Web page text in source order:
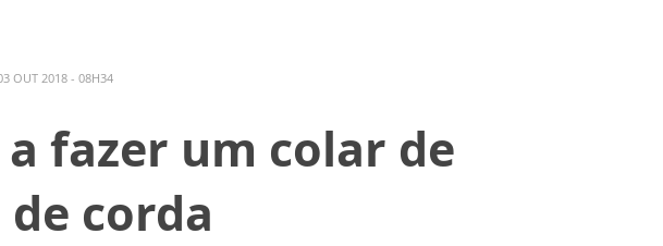
OUT 2018 - 08H34
fazer um colar de
corda